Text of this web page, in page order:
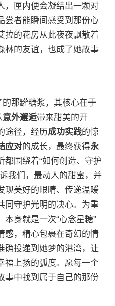
，匣内便会凝结出一颗对
尝者能瞬间感受到那份心
拉的花房从此夜夜飘散着
林的友谊，也成了她故事
的那罐糖浆，其核心在于
意外邂逅带来甜美的开
途径，经历成功实践的惊
应对的成长，最终获得永
都围绕着“如何创造、守护
我们，最动人的甜蜜，并
现美好的眼睛、传递温暖
同守护光明的决心。为重
身就是一次“心念星糖”
，精心包裹在奇幻的情
确投递到她梦的港湾，让
福上扬的弧度。愿每一个
事中找到属于自己的那份